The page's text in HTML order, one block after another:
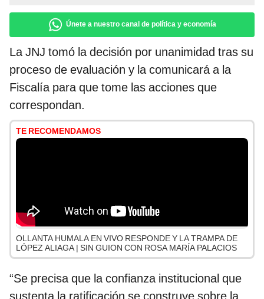
Únete a nuestro canal de política y economía
La JNJ tomó la decisión por unanimidad tras su
proceso de evaluación y la comunicará a la
Fiscalía para que tome las acciones que
correspondan.
TE RECOMENDAMOS
OLLANTA HUMALA EN VIVO RESPONDE Y LA TRAMPA DE
LÓPEZ ALIAGA | SIN GUION CON ROSA MARÍA PALACIOS
“Se precisa que la confianza institucional que
sustenta la ratificación se construye sobre la